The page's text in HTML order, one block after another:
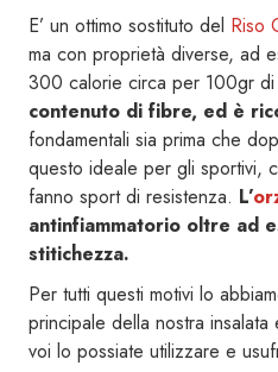
E’ un ottimo sostituto del Riso
ma con proprietà diverse, ad
300 calorie circa per 100gr
contenuto di fibre, ed è
fondamentali sia prima che
questo ideale per gli sportivi,
fanno sport di resistenza. L’
antinfiammatorio oltre ad
stitichezza.
Per tutti questi motivi lo
principale della nostra
voi lo possiate utilizzare e